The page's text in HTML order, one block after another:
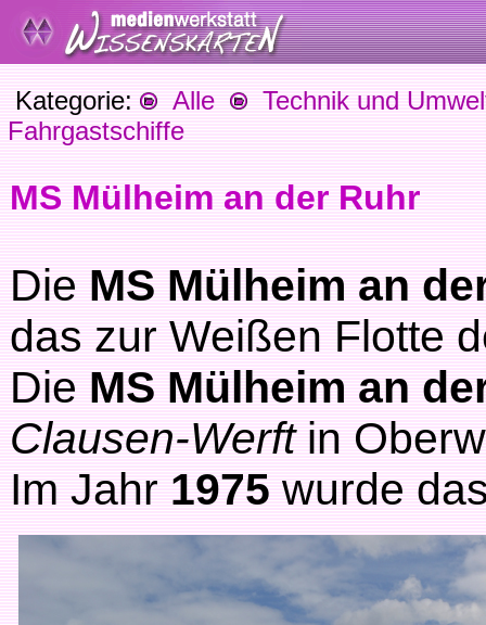
Kategorie: Alle
Technik und
Fahrgastschiffe
MS Mülheim an der Ruhr
DieMS Mülheim an
das zur Weißen Flotte
DieMS Mülheim an
Clausen-Werftin
Im Jahr1975wurde